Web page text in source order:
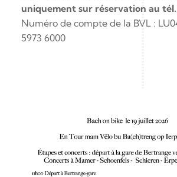
uniquement sur réservation au tél.
Numéro de compte de la BVL :
5973 6000